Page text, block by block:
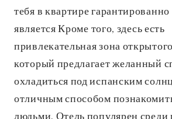
тебя в квартире гарантированно
являетсяКроме того, здесь есть
привлекательная зона
который предлагает желанный
охладиться под испанским
отличным способом
людьми. Отель популярен среди